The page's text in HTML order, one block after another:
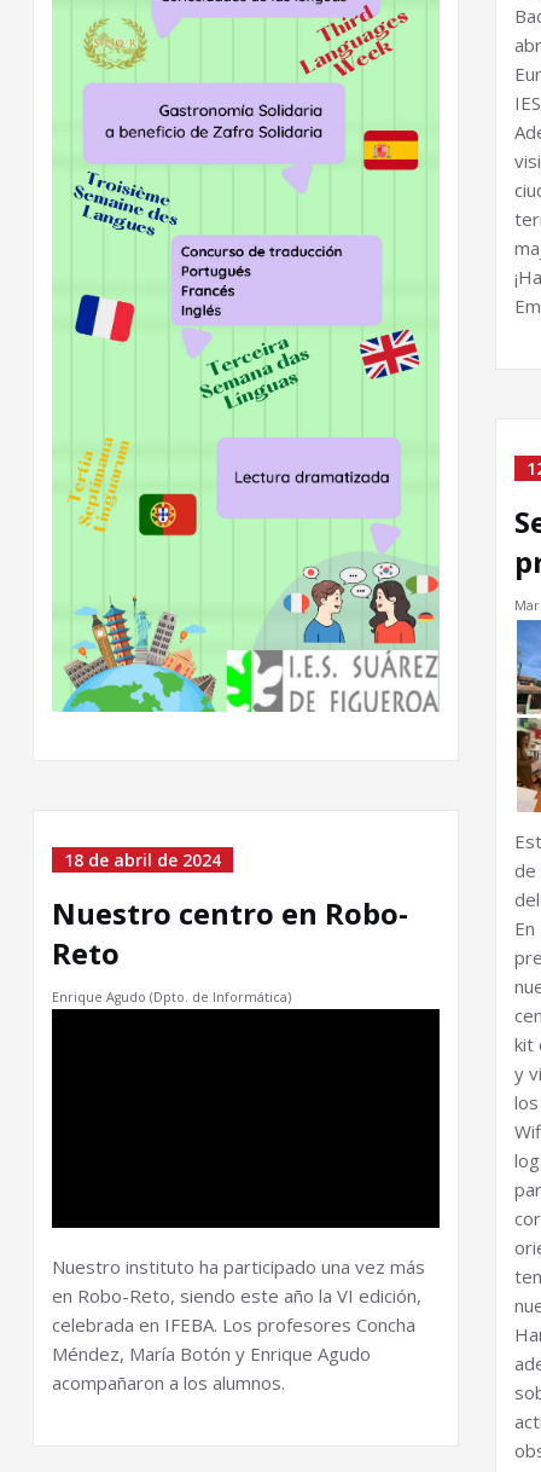
18 de abril de 2024
Nuestro centro en Robo-
Reto
Enrique Agudo (Dpto. de Informática)
Nuestro instituto ha participado una vez más
en Robo-Reto, siendo este año la VI edición,
celebrada en IFEBA. Los profesores Concha
Méndez, María Botón y Enrique Agudo
acompañaron a los alumnos.
kit
y